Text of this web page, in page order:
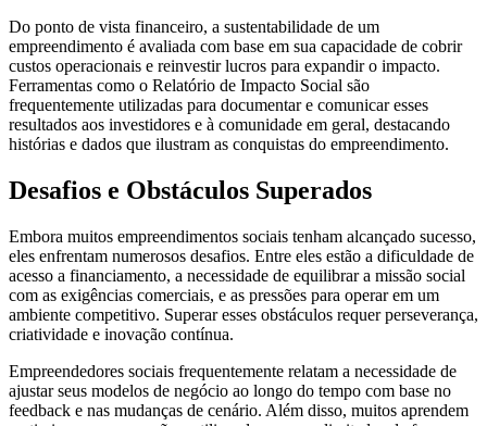
Do ponto de vista financeiro, a sustentabilidade de um
empreendimento é avaliada com base em sua capacidade de cobrir
custos operacionais e reinvestir lucros para expandir o impacto.
Ferramentas como o Relatório de Impacto Social são
frequentemente utilizadas para documentar e comunicar esses
resultados aos investidores e à comunidade em geral, destacando
histórias e dados que ilustram as conquistas do empreendimento.
Desafios e Obstáculos Superados
Embora muitos empreendimentos sociais tenham alcançado sucesso,
eles enfrentam numerosos desafios. Entre eles estão a dificuldade de
acesso a financiamento, a necessidade de equilibrar a missão social
com as exigências comerciais, e as pressões para operar em um
ambiente competitivo. Superar esses obstáculos requer perseverança,
criatividade e inovação contínua.
Empreendedores sociais frequentemente relatam a necessidade de
ajustar seus modelos de negócio ao longo do tempo com base no
feedback e nas mudanças de cenário. Além disso, muitos aprendem